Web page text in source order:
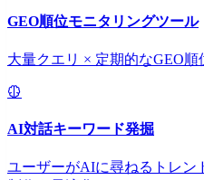
GEO順位モニタリングツール
大量クエリ × 定期的なGEO順
AI対話キーワード発掘
ユーザーがAIに尋ねるトレン